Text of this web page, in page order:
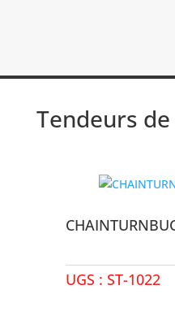
Tendeurs
UGS : ST-1022